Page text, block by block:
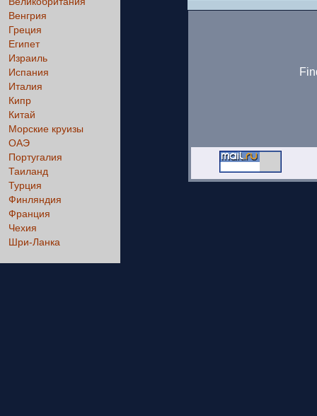
Венгрия
Греция
Египет
Израиль
Испания
Италия
Кипр
Китай
Морские круизы
ОАЭ
Португалия
Таиланд
Турция
Финляндия
Франция
Чехия
Шри-Ланка